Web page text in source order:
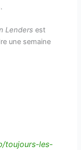
Lenders est
une semaine
toujours-les-